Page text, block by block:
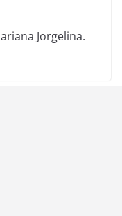
Jorgelina.